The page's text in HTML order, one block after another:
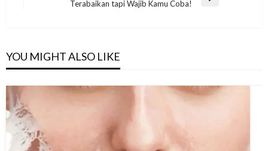
Terabaikan tapi Wajib Kamu Coba!
YOU MIGHT ALSO LIKE